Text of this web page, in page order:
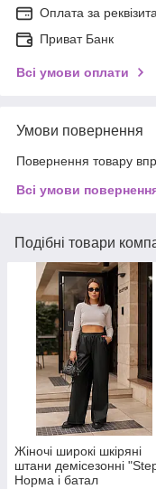
Оплата за
Приват Банк
Всі умови оплати
Умови повернення
Повернення товару
Всі умови
Подібні товари
Жіночі широкі шкіряні
штани демісезонні
Норма і батал